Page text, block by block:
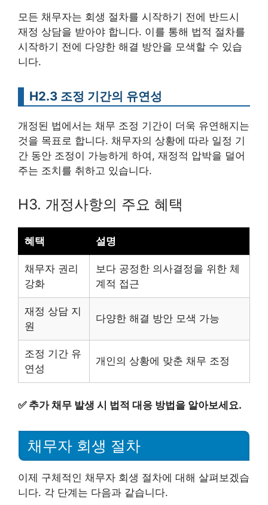
모든 채무자는 회생 절차를 시작하기 전에 반드시
재정 상담을 받아야 합니다. 이를 통해 법적 절차를
시작하기 전에 다양한 해결 방안을 모색할 수 있습
니다.
H2.3 조정 기간의 유연성
개정된 법에서는 채무 조정 기간이 더욱 유연해지는
것을 목표로 합니다. 채무자의 상황에 따라 일정 기
간 동안 조정이 가능하게 하여, 재정적 압박을 덜어
주는 조치를 취하고 있습니다.
H3. 개정사항의 주요 혜택
혜택 설명
채무자 권리
강화
보다 공정한 의사결정을 위한 체
계적 접근
재정 상담 지
원
다양한 해결 방안 모색 가능
조정 기간 유
연성
개인의 상황에 맞춘 채무 조정
✅ 추가 채무 발생 시 법적 대응 방법을 알아보세요.
채무자 회생 절차
이제 구체적인 채무자 회생 절차에 대해 살펴보겠습
니다. 각 단계는 다음과 같습니다.